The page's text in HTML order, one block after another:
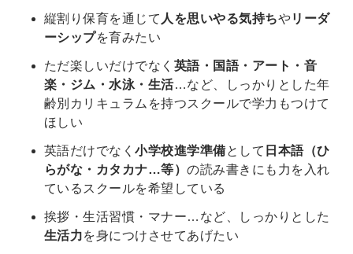
縦割り保育を通じて 人を思いやる気持ちやリーダ
ーシップを育みたい
ただ楽しいだけでなく 英語・国語・アート・音
楽・ジム・水泳・生活…など、しっかりとした年
齢別カリキュラムを持つスクールで学力もつけて
ほしい
英語だけでなく小学校進学準備として 日本語（ひ
らがな・カタカナ…等）の読み書きにも力を入れ
ているスクールを希望している
挨拶・生活習慣・マナー…など、しっかりとした
生活力を身につけさせてあげたい